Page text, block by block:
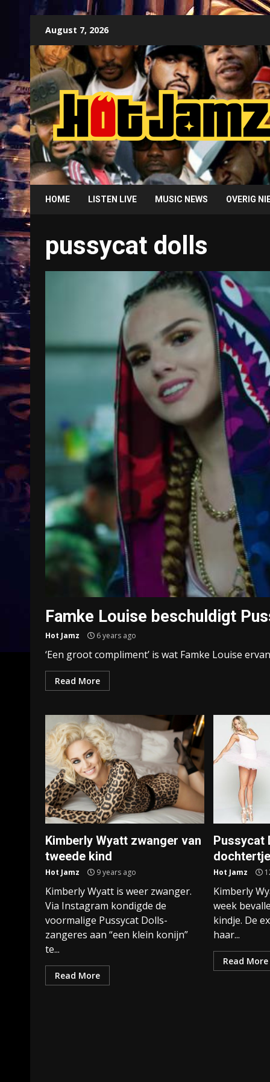
content
August 7, 2026
HOME LISTEN LIVE MUSIC NEWS OVERIG
pussycat dolls
Famke Louise beschuldigt
Hot Jamz 6 years ago
‘Een groot compliment’ is wat Famke Louise
Read More
Kimberly Wyatt zwanger van
tweede kind
Hot Jamz 9 years ago
Kimberly Wyatt is weer zwanger.
Via Instagram kondigde de
voormalige Pussycat Dolls-
zangeres aan “een klein konijn”
te...
Read More
Pussycat
dochtertje
Hot Jamz
Kimberly
week
kindje. De
haar...
Read More
Treinkaartjes worden duurder,
abonnementen verdwijnen
9 months ago